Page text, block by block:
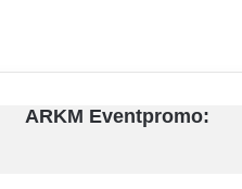
ARKM Eventpromo: